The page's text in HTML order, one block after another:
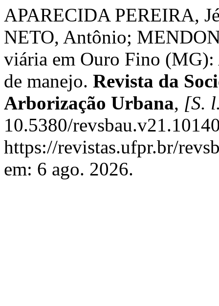
APARECIDA PEREIRA,
NETO, Antônio;
viária em Ouro Fino (MG):
de manejo. Revista da
Arborização Urbana, [S.
10.5380/
https://revistas.ufpr.br/
em: 6 ago. 2026.